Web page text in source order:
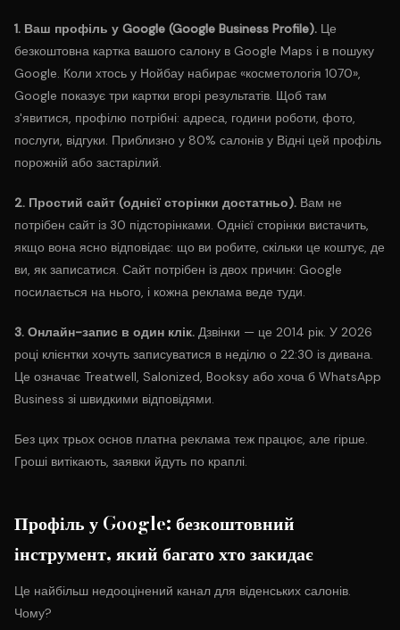
1. Ваш профіль у Google (Google Business Profile). Це
безкоштовна картка вашого салону в Google Maps і в пошуку
Google. Коли хтось у Нойбау набирає «косметологія 1070»,
Google показує три картки вгорі результатів. Щоб там
з'явитися, профілю потрібні: адреса, години роботи, фото,
послуги, відгуки. Приблизно у 80% салонів у Відні цей профіль
порожній або застарілий.
2. Простий сайт (однієї сторінки достатньо). Вам не
потрібен сайт із 30 підсторінками. Однієї сторінки вистачить,
якщо вона ясно відповідає: що ви робите, скільки це коштує, де
ви, як записатися. Сайт потрібен із двох причин: Google
посилається на нього, і кожна реклама веде туди.
3. Онлайн-запис в один клік. Дзвінки — це 2014 рік. У 2026
році клієнтки хочуть записуватися в неділю о 22:30 із дивана.
Це означає Treatwell, Salonized, Booksy або хоча б WhatsApp
Business зі швидкими відповідями.
Без цих трьох основ платна реклама теж працює, але гірше.
Гроші витікають, заявки йдуть по краплі.
Профіль у Google: безкоштовний
інструмент, який багато хто закидає
Це найбільш недооцінений канал для віденських салонів.
Чому?